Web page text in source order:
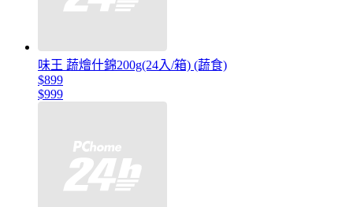
味王 蔬燴什錦200g(24入/箱) (蔬食)
$899
$999